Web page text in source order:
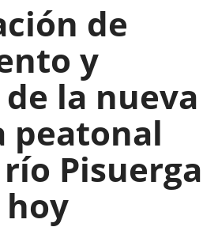
de
y
la nueva
peatonal
Pisuerga